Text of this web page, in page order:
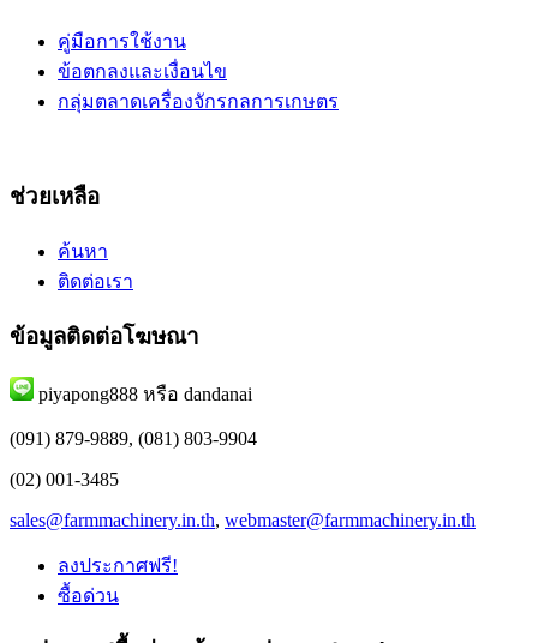
คู่มือการใช้งาน
ข้อตกลงและเงื่อนไข
กลุ่มตลาดเครื่องจักรกลการเกษตร
ช่วยเหลือ
ค้นหา
ติดต่อเรา
ข้อมูลติดต่อโฆษณา
piyapong888 หรือ dandanai
(091) 879-9889, (081) 803-9904
(02) 001-3485
sales@farmmachinery.in.th, webmaster@farmmachinery.in.th
ลงประกาศฟรี!
ซื้อด่วน